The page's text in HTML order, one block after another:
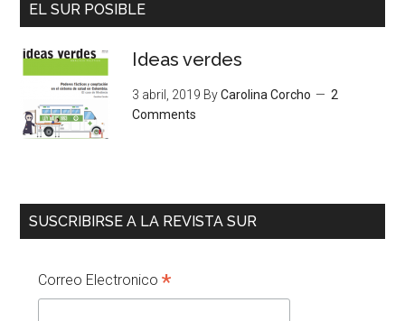
EL SUR POSIBLE
Ideas verdes
3 abril, 2019 ByCarolina Corcho
2
Comments
SUSCRIBIRSE A LA REVISTA SUR
Correo Electronico*